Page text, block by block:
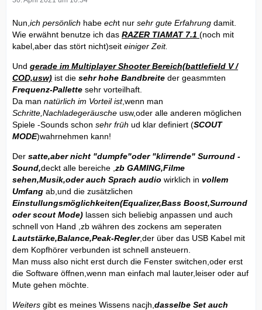
Nun, ich persönlich habe echt nur sehr gute Erfahrung damit.
Wie erwähnt benutze ich das RAZER TIAMAT 7.1 (noch mit
kabel,aber das stört nicht)seit einiger Zeit.
Und gerade im Multiplayer Shooter Bereich(battlefield V /
COD,usw) ist die sehr hohe Bandbreite der geasmmten
Frequenz-Pallette sehr vorteilhaft.
Da man natürlich im Vorteil ist,wenn man
Schritte,Nachladegeräusche usw,oder alle anderen möglichen
Spiele -Sounds schon sehr früh ud klar definiert (SCOUT
MODE)wahrnehmen kann!
Der satte,aber nicht "dumpfe"oder "klirrende" Surround -
Sound,deckt alle bereiche , zb GAMING,Filme
sehen,Musik,oder auch Sprach audio wirklich in vollem
Umfang ab,und die zusätzlichen
Einstullungsmöglichkeiten(Equalizer,Bass Boost,Surround
oder scout Mode) lassen sich beliebig anpassen und auch
schnell von Hand ,zb währen des zockens am seperaten
Lautstärke,Balance,Peak-Regler,der über das USB Kabel mit
dem Kopfhörer verbunden ist schnell ansteuern.
Man muss also nicht erst durch die Fenster switchen,oder erst
die Software öffnen,wenn man einfach mal lauter,leiser oder auf
Mute gehen möchte.
Weiters gibt es meines Wissens nacjh, dasselbe Set auch